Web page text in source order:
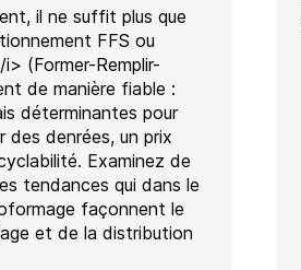
il ne suffit plus que
FFS ou
(Former-Remplir-
de manière fiable :
déterminantes pour
des denrées, un prix
Examinez de
tendances qui dans le
façonnent le
et de la distribution